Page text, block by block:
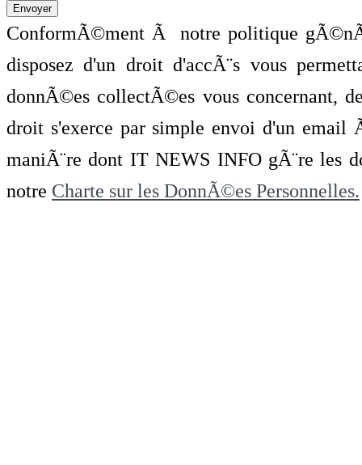
ConformÃ©ment Ã notre politique
disposez d'un droit d'accÃ¨s vous
donnÃ©es collectÃ©es vous concernant,
droit s'exerce par simple envoi d'un
maniÃ¨re dont IT NEWS INFO gÃ¨re les
notre Charte sur les DonnÃ©es Personnelles.